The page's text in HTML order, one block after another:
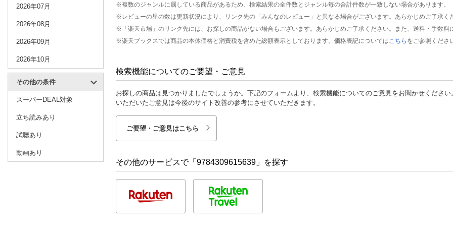
2026年07月
2026年08月
2026年09月
2026年10月
その他の条件
スーパーDEAL対象
立ち読みあり
試聴あり
動画あり
※複数のジャンルに属している商品があるため、検索結果の全件数とジャンル毎の合計件数が一致しない場合があります。
※レビューの星の数は更新状況により、リンク先の「みんなのレビュー」と異なる場合がございます。あらかじめご了承く
※「楽天市場」のリンク先には、お探しの商品がない場合もございます。あらかじめご了承ください。また、送料・手数料
※楽天ブックスでは商品の本体価格と消費税を含めた総額表示としております。価格表記については こちら をご参照くださ
検索機能についてのご要望・ご意見
お探しの商品は見つかりましたでしょうか。下記のフォームより、検索機能についてのご意見をお聞かせください
いただいたご意見は今後のサイト改善の参考にさせていただきます。
ご要望・ご意見はこちら
その他のサービスで「9784309615639」を探す